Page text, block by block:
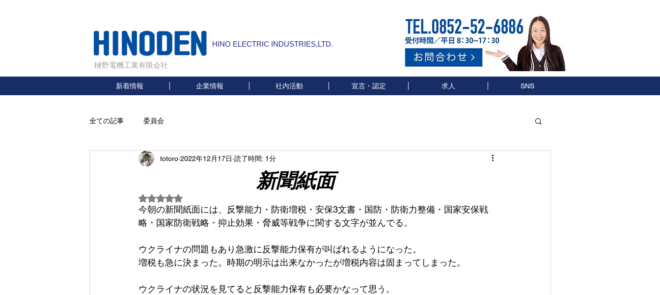
樋野電機工業有限会社
HINO ELECTRIC INDUSTRIES,LTD.
新着情報 企業情報 社内活動 宣言・認定 求人 SNS
全ての記事 委員会
新聞紙面
totoro 2022年12月17日 読了時間: 1分
5つ星のうちNaNと評価されています。
今朝の新聞紙面には、反撃能力・防衛増税・安保3文書・国防・防衛力整備・国家安保戦
略・国家防衛戦略・抑止効果・脅威等戦争に関する文字が並んでる。
ウクライナの問題もあり急激に反撃能力保有が叫ばれるようになった。
増税も急に決まった。時期の明示は出来なかったが増税内容は固まってしまった。
ウクライナの状況を見てると反撃能力保有も必要かなって思う。